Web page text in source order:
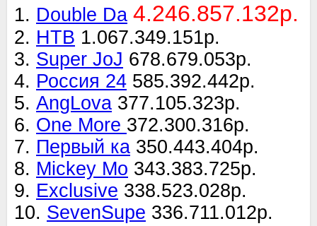
1. Double Da 4.246.857.132р.
2. НТВ 1.067.349.151р.
3. Super JoJ 678.679.053р.
4. Россия 24 585.392.442р.
5. AngLova 377.105.323р.
6. One More 372.300.316р.
7. Первый ка 350.443.404р.
8. Mickey Mo 343.383.725р.
9. Exclusive 338.523.028р.
10. SevenSupe 336.711.012р.